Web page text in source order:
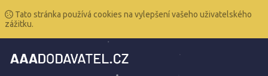
Tato stránka používá cookies na vylepšení vašeho uživatelského
zážitku.